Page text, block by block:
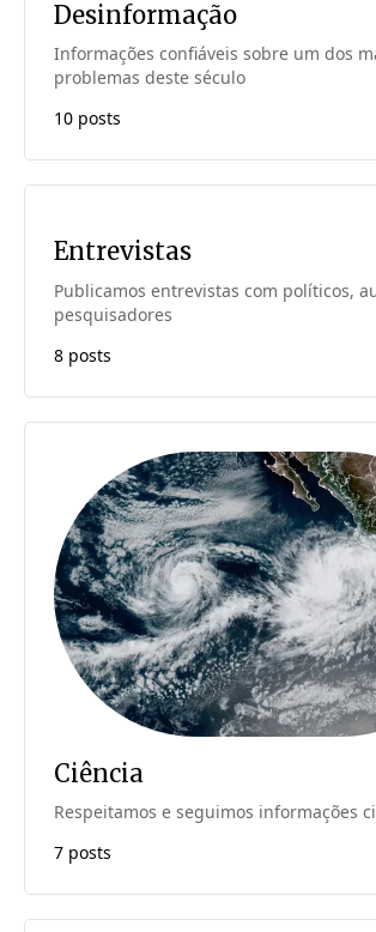
Desinformação
Informações confiáveis sobre um dos
problemas deste século
10 posts
Entrevistas
Publicamos entrevistas com políticos,
pesquisadores
8 posts
Ciência
Respeitamos e seguimos informações
7 posts